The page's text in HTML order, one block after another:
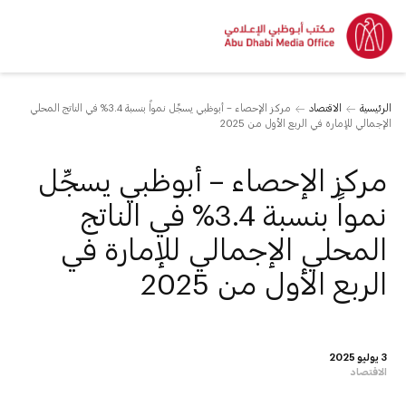
الرئيسية الاقتصاد
مركز الإحصاء – أبوظبي يسجِّل نمواً بنسبة 3.4% في الناتج المحلي
الإجمالي للإمارة في الربع الأول من 2025
3 يوليو 2025
الاقتصاد
مركز الإحصاء – أبوظبي يسجِّل
نمواً بنسبة 3.4% في الناتج
المحلي الإجمالي للإمارة في
الربع الأول من 2025